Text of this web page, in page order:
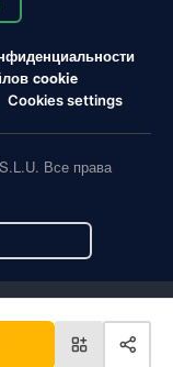
cookie
Cookies settings
Все права